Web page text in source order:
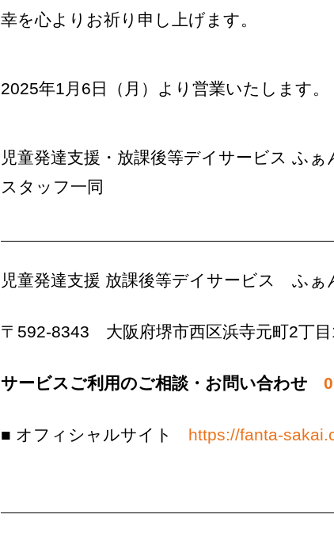
幸を心よりお祈り申し上げます。
2025年1月6日（月）より営業いたします。
児童発達支援・放課後等デイサービス ふぁ
スタッフ一同
児童発達支援 放課後等デイサービス ふぁ
〒592-8343 大阪府堺市西区浜寺元町2丁
サービスご利用のご相談・お問い合わせ
■ オフィシャルサイト https://fanta-